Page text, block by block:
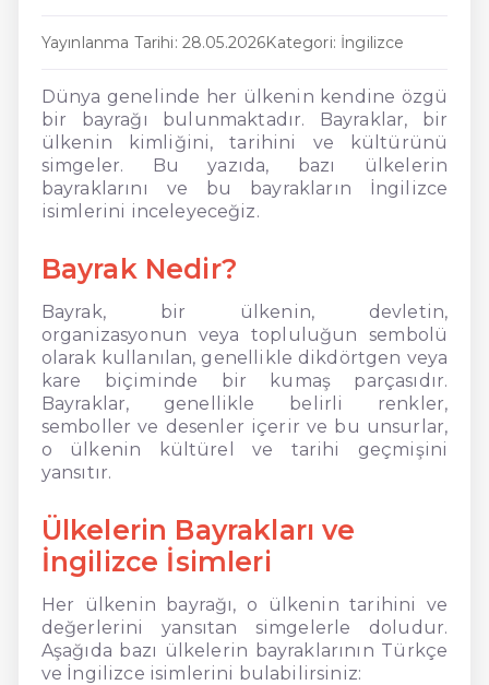
Yayınlanma Tarihi: 28.05.2026Kategori: İngilizce
Dünya genelinde her ülkenin kendine özgü
bir bayrağı bulunmaktadır. Bayraklar, bir
ülkenin kimliğini, tarihini ve kültürünü
simgeler. Bu yazıda, bazı ülkelerin
bayraklarını ve bu bayrakların İngilizce
isimlerini inceleyeceğiz.
Bayrak Nedir?
Bayrak, bir ülkenin, devletin,
organizasyonun veya topluluğun sembolü
olarak kullanılan, genellikle dikdörtgen veya
kare biçiminde bir kumaş parçasıdır.
Bayraklar, genellikle belirli renkler,
semboller ve desenler içerir ve bu unsurlar,
o ülkenin kültürel ve tarihi geçmişini
yansıtır.
Ülkelerin Bayrakları ve
İngilizce İsimleri
Her ülkenin bayrağı, o ülkenin tarihini ve
değerlerini yansıtan simgelerle doludur.
Aşağıda bazı ülkelerin bayraklarının Türkçe
ve İngilizce isimlerini bulabilirsiniz: